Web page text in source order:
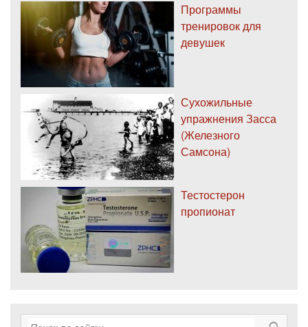
Программы
тренировок для
девушек
Сухожильные
упражнения Засса
(Железного
Самсона)
Тестостерон
пропионат